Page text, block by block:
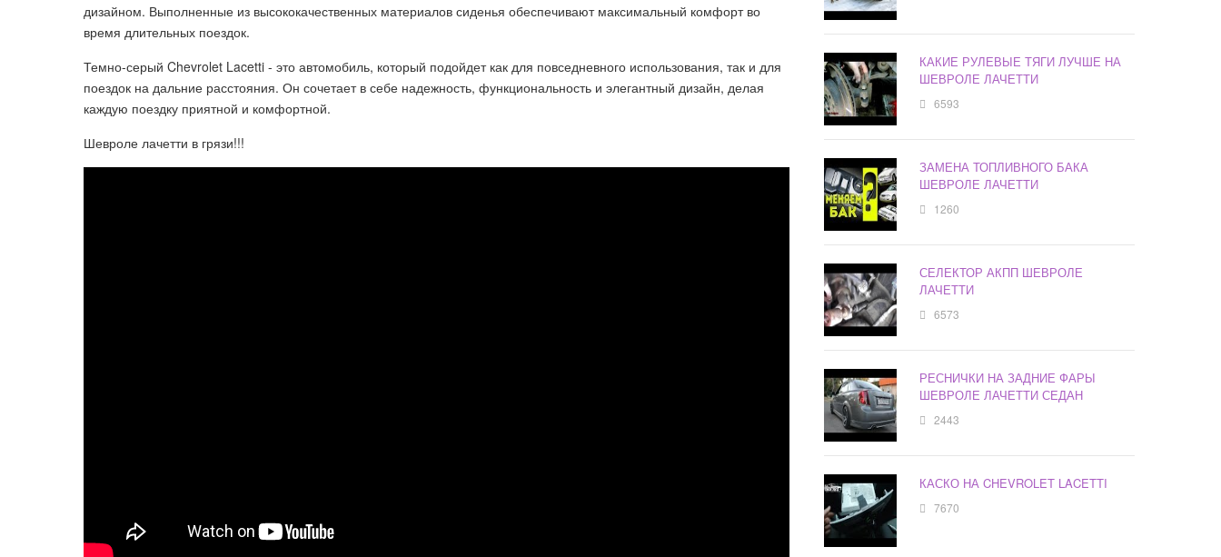
дизайном. Выполненные из высококачественных материалов сиденья обеспечивают максимальный комфорт во
время длительных поездок.
Темно-серый Chevrolet Lacetti - это автомобиль, который подойдет как для повседневного использования, так и для
поездок на дальние расстояния. Он сочетает в себе надежность, функциональность и элегантный дизайн, делая
каждую поездку приятной и комфортной.
Шевроле лачетти в грязи!!!
КАКИЕ РУЛЕВЫЕ ТЯГИ ЛУЧШЕ НА
ШЕВРОЛЕ ЛАЧЕТТИ
6593
ЗАМЕНА ТОПЛИВНОГО БАКА
ШЕВРОЛЕ ЛАЧЕТТИ
1260
СЕЛЕКТОР АКПП ШЕВРОЛЕ
ЛАЧЕТТИ
6573
РЕСНИЧКИ НА ЗАДНИЕ ФАРЫ
ШЕВРОЛЕ ЛАЧЕТТИ СЕДАН
2443
КАСКО НА CHEVROLET LACETTI
7670